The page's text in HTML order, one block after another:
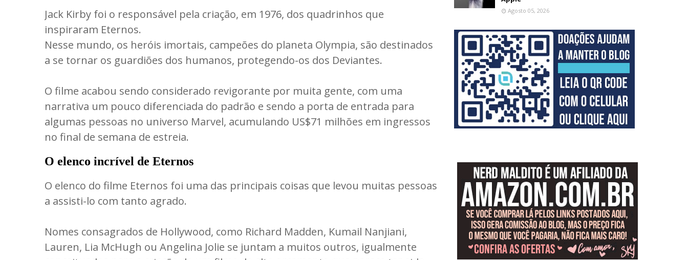
Jack Kirby foi o responsável pela criação, em 1976, dos quadrinhos que
inspiraram Eternos.
Nesse mundo, os heróis imortais, campeões do planeta Olympia, são destinados
a se tornar os guardiões dos humanos, protegendo-os dos Deviantes.
O filme acabou sendo considerado revigorante por muita gente, com uma
narrativa um pouco diferenciada do padrão e sendo a porta de entrada para
algumas pessoas no universo Marvel, acumulando US$71 milhões em ingressos
no final de semana de estreia.
O elenco incrível de Eternos
O elenco do filme Eternos foi uma das principais coisas que levou muitas pessoas
a assisti-lo com tanto agrado.
Nomes consagrados de Hollywood, como Richard Madden, Kumail Nanjiani,
Lauren, Lia McHugh ou Angelina Jolie se juntam a muitos outros, igualmente
Agosto 05, 2026